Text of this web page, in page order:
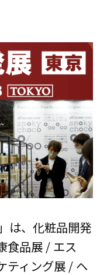
は、化粧品開発
食品展 / エス
ティング展 / ヘ